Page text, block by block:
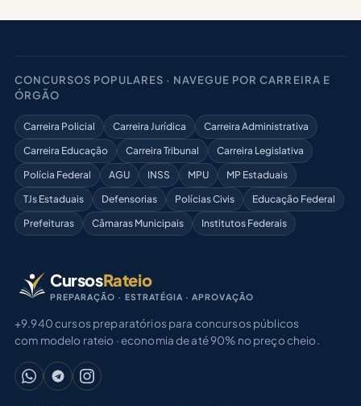
CONCURSOS POPULARES · NAVEGUE POR CARREIRA E
ÓRGÃO
Carreira Policial Carreira Jurídica
Carreira Administrativa
Carreira Educação
Carreira Tribunal
Carreira Legislativa
Polícia Federal
AGU INSS MPU
MP Estaduais
TJs Estaduais
Defensorias Polícias Civis
Educação Federal
Prefeituras
Câmaras Municipais Institutos Federais
CursosRateio
PREPARAÇÃO · ESTRATÉGIA · APROVAÇÃO
+9.940 cursos preparatórios para concursos públicos
com modelo rateio · economia de até 90% no preço cheio.